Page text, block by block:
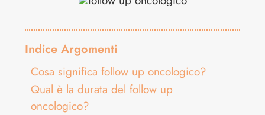
Indice Argomenti
Cosa significa follow up oncologico?
Qual è la durata del follow up
oncologico?